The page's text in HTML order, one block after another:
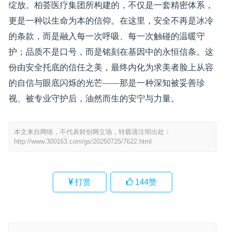
绽放。柏荟医疗集团所构建的，不仅是一套精密体系，
更是一种以生命为本的信仰。在这里，安全不再是冰冷
的条款，而是融入每一次呼吸、每一次触碰的温暖守
护；品质不是口号，而是铭刻在基因中的永恒信条。这
份由安全托底的信任之美，最终内化为求美者脸上从容
的自信与眼底闪烁的光芒——那是一种深知被妥善珍
视、被专业守护后，油然而生的安宁与力量。
本文来自网络，不代表财创网立场，转载请注明出处：
http://www.300163.com/gs/20250725/7622.html
打赏 144赞